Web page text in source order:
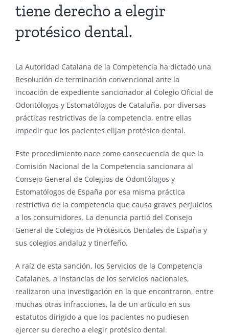
tiene derecho a elegir
protésico dental.
La Autoridad Catalana de la Competencia ha dictado una
Resolución de terminación convencional ante la
incoación de expediente sancionador al Colegio Oficial de
Odontólogos y Estomatólogos de Cataluña, por diversas
prácticas restrictivas de la competencia, entre ellas
impedir que los pacientes elijan protésico dental.
Este procedimiento nace como consecuencia de que la
Comisión Nacional de la Competencia sancionara al
Consejo General de Colegios de Odontólogos y
Estomatólogos de España por esa misma práctica
restrictiva de la competencia que causa graves perjuicios
a los consumidores. La denuncia partió del Consejo
General de Colegios de Protésicos Dentales de España y
sus colegios andaluz y tinerfeño.
A raíz de esta sanción, los Servicios de la Competencia
Catalanes, a instancias de los servicios nacionales,
realizaron una investigación en la que encontraron, entre
muchas otras infracciones, la de un artículo en sus
estatutos dirigido a que los pacientes no pudiesen
ejercer su derecho a elegir protésico dental.